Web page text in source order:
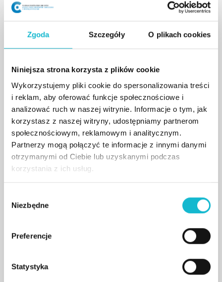
Zgoda Szczegóły O plikach cookies
Niniejsza strona korzysta z plików cookie
Wykorzystujemy pliki cookie do spersonalizowania treści
i reklam, aby oferować funkcje społecznościowe i
analizować ruch w naszej witrynie. Informacje o tym, jak
korzystasz z naszej witryny, udostępniamy partnerom
społecznościowym, reklamowym i analitycznym.
Partnerzy mogą połączyć te informacje z innymi danymi
otrzymanymi od Ciebie lub uzyskanymi podczas
korzystania z ich usług.
Niezbędne
Preferencje
Statystyka
(Uniwersytet Ekonomiczny we Wrocławiu). Doktor
nauk ekonomicznych w zakresie ekonomii
(Uniwersytet Ekonomiczny w Krakowie, Wydział
Finansów).
Jej zainteresowania naukowe koncentrują się
wokół: finansjalizacji, bankowości, nowych
regulacji finansowych i ich ekonomicznych
skutków, rynku kredytów bankowych i instytucji
pożyczkowych. Jest autorką publikacji
naukowych oraz raportów badawczych w
dziedzinach takich jak: bankowość, zarządzanie
finansami i ekonomia.
Publikowała m. in. w wydawnictwie Routledge,
oraz w czasopismach: Journal of Economic
Issues, Journal of International Studies i
Economic Research. Central European Economic
Journal. Swoje prace prezentowała podczas
poza granicami Polski (Nowy Jork, Kolonia,